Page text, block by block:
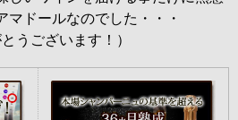
マドールなのでした・・・
とうございます！）